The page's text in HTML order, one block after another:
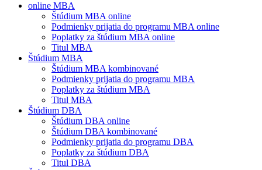
online MBA
Štúdium MBA online
Podmienky prijatia do programu MBA online
Poplatky za štúdium MBA online
Titul MBA
Štúdium MBA
Štúdium MBA kombinované
Podmienky prijatia do programu MBA
Poplatky za štúdium MBA
Titul MBA
Štúdium DBA
Štúdium DBA online
Štúdium DBA kombinované
Podmienky prijatia do programu DBA
Poplatky za štúdium DBA
Titul DBA